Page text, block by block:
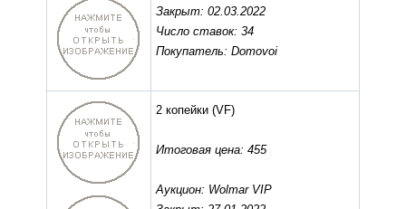
Закрыт: 02.03.2022
Число ставок: 34
Покупатель: Domovoi
2 копейки (VF)
Итоговая цена: 455
Аукцион: Wolmar VIP